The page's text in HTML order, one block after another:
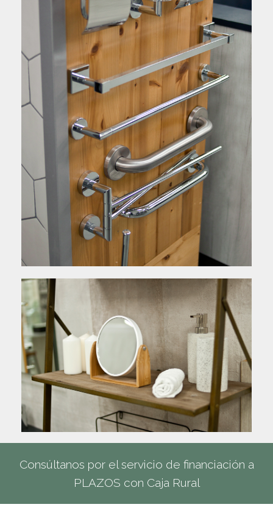
Consúltanos por el servicio de financiación a
PLAZOS con Caja Rural